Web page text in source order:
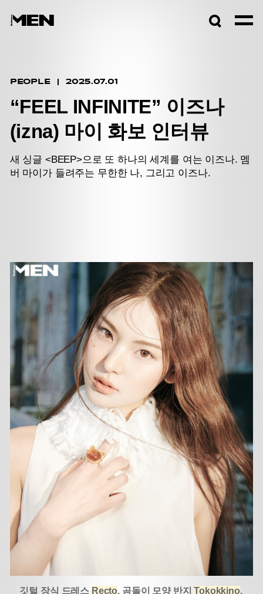
PEOPLE 2025.07.01
“FEEL INFINITE” 이즈나
(izna) 마이 화보 인터뷰
새 싱글 <BEEP>으로 또 하나의 세계를 여는 이즈나. 멤
버 마이가 들려주는 무한한 나, 그리고 이즈나.
깃털 장식 드레스 Recto, 곰돌이 모양 반지Tokokkino.